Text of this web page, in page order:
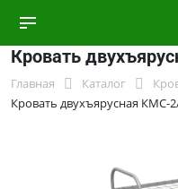
Кровать
Главная Каталог
Кровать двухъярусная КМС-